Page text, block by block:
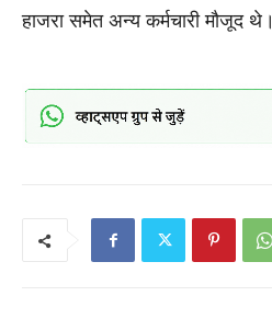
हाजरा समेत अन्य कर्मचारी मौजूद थे।